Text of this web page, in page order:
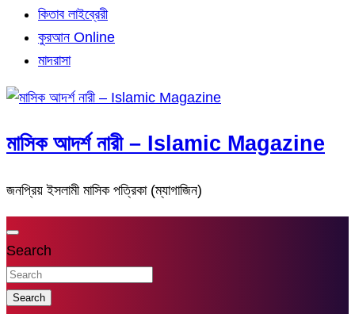
কিতাব লাইব্রেরী
কুরআন Online
মাদরাসা
মাসিক আদর্শ নারী – Islamic Magazine
জনপ্রিয় ইসলামী মাসিক পত্রিকা (ম্যাগাজিন)
Search
Search